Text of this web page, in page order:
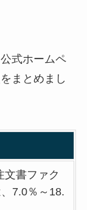
式ホームペ
まとめまし
文書ファク
7.0％～18.